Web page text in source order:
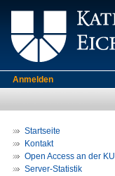
Anmelden
Startseite
Kontakt
Open Access an der KU
Server-Statistik